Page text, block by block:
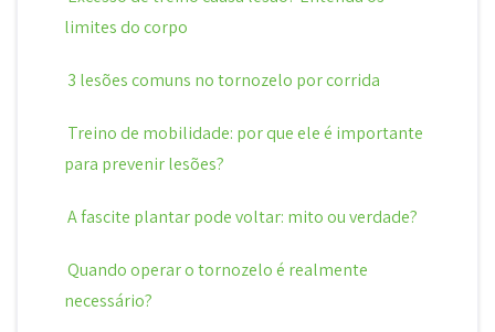
limites do corpo
3 lesões comuns no tornozelo por corrida
Treino de mobilidade: por que ele é importante
para prevenir lesões?
A fascite plantar pode voltar: mito ou verdade?
Quando operar o tornozelo é realmente
necessário?